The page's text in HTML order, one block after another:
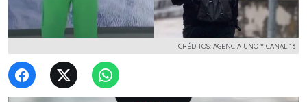
CRÉDITOS: AGENCIA UNO Y CANAL 13